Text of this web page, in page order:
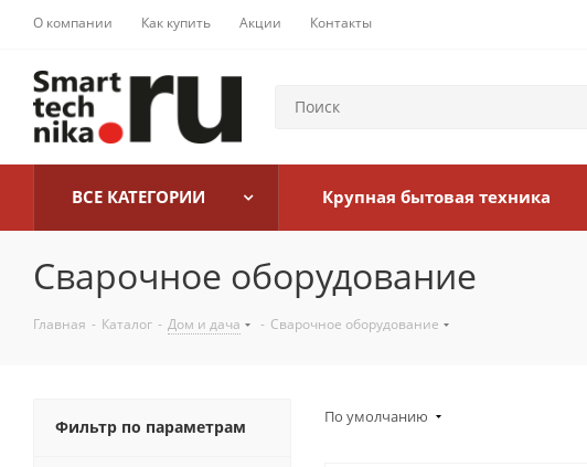
О компании Как купить Акции Контакты
ВСЕ КАТЕГОРИИ Крупная бытовая техника
Сварочное оборудование
Главная - Каталог - Дом и дача - Сварочное оборудование
По умолчанию
Фильтр по параметрам